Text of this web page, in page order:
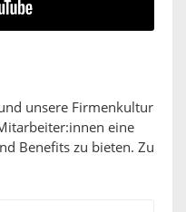
unsere Firmenkultur
eine
Benefits zu bieten. Zu